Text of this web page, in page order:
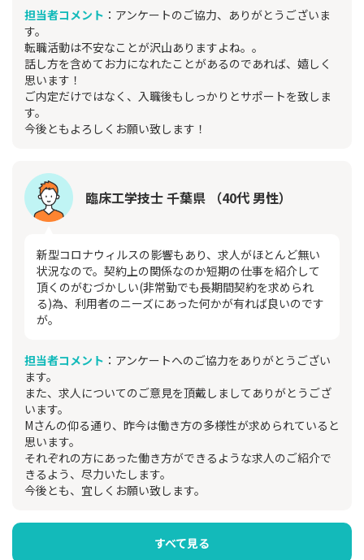
担当者コメント ：アンケートのご協力、ありがとうございま
す。
転職活動は不安なことが沢山ありますよね。。
話し方を含めてお力になれたことがあるのであれば、嬉しく
思います！
ご内定だけではなく、入職後もしっかりとサポートを致しま
す。
今後ともよろしくお願い致します！
臨床工学技士 千葉県 （40代 男性）
新型コロナウィルスの影響もあり、求人がほとんど無い
状況なので。契約上の関係なのか短期の仕事を紹介して
頂くのがむづかしい(非常勤でも長期間契約を求められ
る)為、利用者のニーズにあった何かが有れば良いのです
が。
担当者コメント ：アンケートへのご協力をありがとうござい
ます。
また、求人についてのご意見を頂戴しましてありがとうござ
います。
Mさんの仰る通り、昨今は働き方の多様性が求められていると
思います。
それぞれの方にあった働き方ができるような求人のご紹介で
きるよう、尽力いたします。
今後とも、宜しくお願い致します。
すべて見る